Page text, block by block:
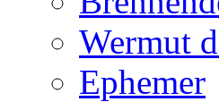
Wermut
Ephemer